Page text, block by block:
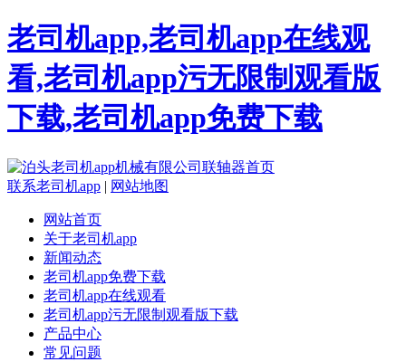
老司机app,老司机app在线观
看,老司机app污无限制观看版
下载,老司机app免费下载
联系老司机app | 网站地图
网站首页
关于老司机app
新闻动态
老司机app免费下载
老司机app在线观看
老司机app污无限制观看版下载
产品中心
常见问题